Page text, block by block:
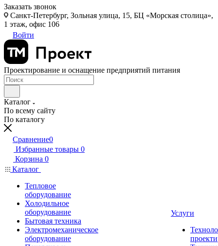
Заказать звонок
Санкт-Петербург, Зольная улица, 15, БЦ «Морская столица»,
1 этаж, офис 106
Войти
Проектирование и оснащение предприятий питания
Каталог
По всему сайту
По каталогу
Сравнение0
Избранные товары 0
Корзина 0
Каталог
Тепловое
оборудование
Холодильное
оборудование
Бытовая техника
Электромеханическое
оборудование
Услуги